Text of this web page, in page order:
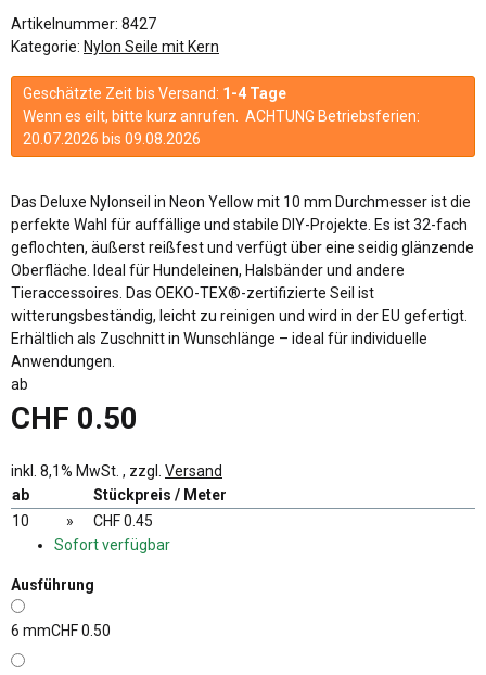
Artikelnummer: 8427
Kategorie: Nylon Seile mit Kern
Geschätzte Zeit bis Versand: 1-4 Tage
Wenn es eilt, bitte kurz anrufen. ACHTUNG Betriebsferien:
20.07.2026 bis 09.08.2026
Das Deluxe Nylonseil in Neon Yellow mit 10 mm Durchmesser ist die
perfekte Wahl für auffällige und stabile DIY-Projekte. Es ist 32-fach
geflochten, äußerst reißfest und verfügt über eine seidig glänzende
Oberfläche. Ideal für Hundeleinen, Halsbänder und andere
Tieraccessoires. Das OEKO-TEX®-zertifizierte Seil ist
witterungsbeständig, leicht zu reinigen und wird in der EU gefertigt.
Erhältlich als Zuschnitt in Wunschlänge – ideal für individuelle
Anwendungen.
ab
CHF 0.50
inkl. 8,1% MwSt. , zzgl. Versand
ab
Stückpreis / Meter
10
»
CHF 0.45
Sofort verfügbar
Ausführung
6 mmCHF 0.50